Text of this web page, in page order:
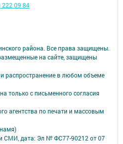
района. Все права защищены.
на сайте, защищены
распространение в любом объеме
только с письменного согласия
агентства по печати и массовым
СМИ, дата: Эл № ФС77-90212 от 07
222 09 84